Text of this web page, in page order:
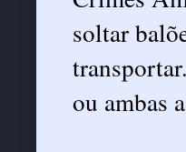
soltar
ou ambas